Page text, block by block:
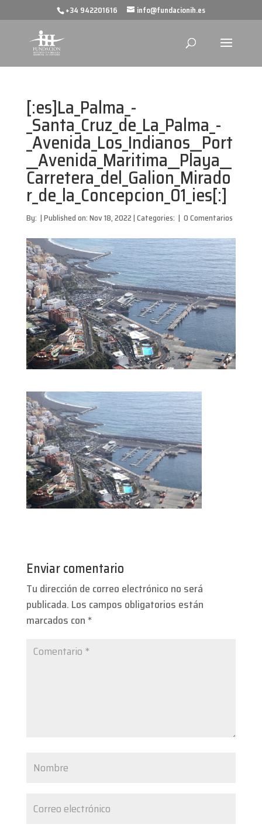
+34 942201616 info@fundacionih.es
[:es]La_Palma_-
_Santa_Cruz_de_La_Palma_-
_Avenida_Los_Indianos__Port
__Avenida_Maritima__Playa__
Carretera_del_Galion_Mirado
r_de_la_Concepcion_01_ies[:]
By: |Published on: Nov 18, 2022|Categories: | 0 Comentarios
Enviar comentario
Tu dirección de correo electrónico no será
publicada. Los campos obligatorios están
marcados con*